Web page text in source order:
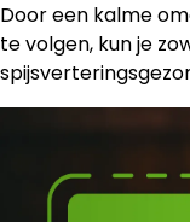
Door een kalme
te volgen, kun je